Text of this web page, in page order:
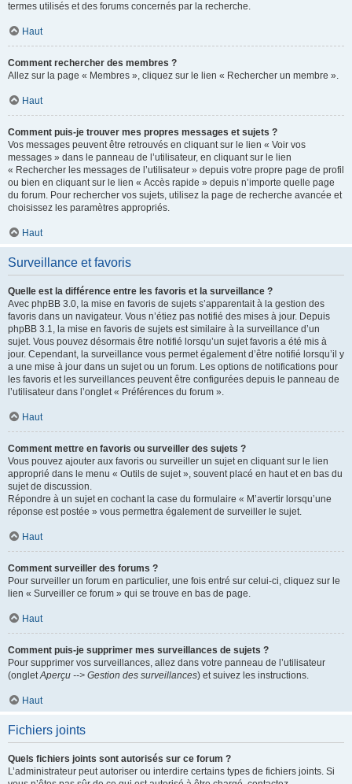
termes utilisés et des forums concernés par la recherche.
Haut
Comment rechercher des membres ?
Allez sur la page « Membres », cliquez sur le lien « Rechercher un membre ».
Haut
Comment puis-je trouver mes propres messages et sujets ?
Vos messages peuvent être retrouvés en cliquant sur le lien « Voir vos
messages » dans le panneau de l’utilisateur, en cliquant sur le lien
« Rechercher les messages de l’utilisateur » depuis votre propre page de profil
ou bien en cliquant sur le lien « Accès rapide » depuis n’importe quelle page
du forum. Pour rechercher vos sujets, utilisez la page de recherche avancée et
choisissez les paramètres appropriés.
Haut
Surveillance et favoris
Quelle est la différence entre les favoris et la surveillance ?
Avec phpBB 3.0, la mise en favoris de sujets s’apparentait à la gestion des
favoris dans un navigateur. Vous n’étiez pas notifié des mises à jour. Depuis
phpBB 3.1, la mise en favoris de sujets est similaire à la surveillance d’un
sujet. Vous pouvez désormais être notifié lorsqu’un sujet favoris a été mis à
jour. Cependant, la surveillance vous permet également d’être notifié lorsqu’il y
a une mise à jour dans un sujet ou un forum. Les options de notifications pour
les favoris et les surveillances peuvent être configurées depuis le panneau de
l’utilisateur dans l’onglet « Préférences du forum ».
Haut
Comment mettre en favoris ou surveiller des sujets ?
Vous pouvez ajouter aux favoris ou surveiller un sujet en cliquant sur le lien
approprié dans le menu « Outils de sujet », souvent placé en haut et en bas du
sujet de discussion.
Répondre à un sujet en cochant la case du formulaire « M’avertir lorsqu’une
réponse est postée » vous permettra également de surveiller le sujet.
Haut
Comment surveiller des forums ?
Pour surveiller un forum en particulier, une fois entré sur celui-ci, cliquez sur le
lien « Surveiller ce forum » qui se trouve en bas de page.
Haut
Comment puis-je supprimer mes surveillances de sujets ?
Pour supprimer vos surveillances, allez dans votre panneau de l’utilisateur
(ongletAperçu --> Gestion des surveillances) et suivez les instructions.
Haut
Fichiers joints
Quels fichiers joints sont autorisés sur ce forum ?
L’administrateur peut autoriser ou interdire certains types de fichiers joints. Si